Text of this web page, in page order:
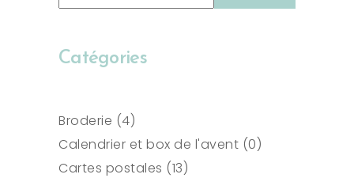
Catégories
Broderie 44
produits
Calendrier et box de l'avent 00
Cartes postales 1313